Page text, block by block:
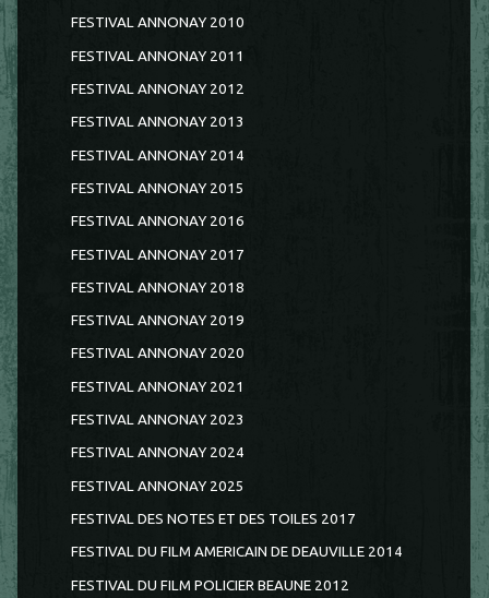
FESTIVAL ANNONAY 2010
FESTIVAL ANNONAY 2011
FESTIVAL ANNONAY 2012
FESTIVAL ANNONAY 2013
FESTIVAL ANNONAY 2014
FESTIVAL ANNONAY 2015
FESTIVAL ANNONAY 2016
FESTIVAL ANNONAY 2017
FESTIVAL ANNONAY 2018
FESTIVAL ANNONAY 2019
FESTIVAL ANNONAY 2020
FESTIVAL ANNONAY 2021
FESTIVAL ANNONAY 2023
FESTIVAL ANNONAY 2024
FESTIVAL ANNONAY 2025
FESTIVAL DES NOTES ET DES TOILES 2017
FESTIVAL DU FILM AMERICAIN DE DEAUVILLE 2014
FESTIVAL DU FILM POLICIER BEAUNE 2012